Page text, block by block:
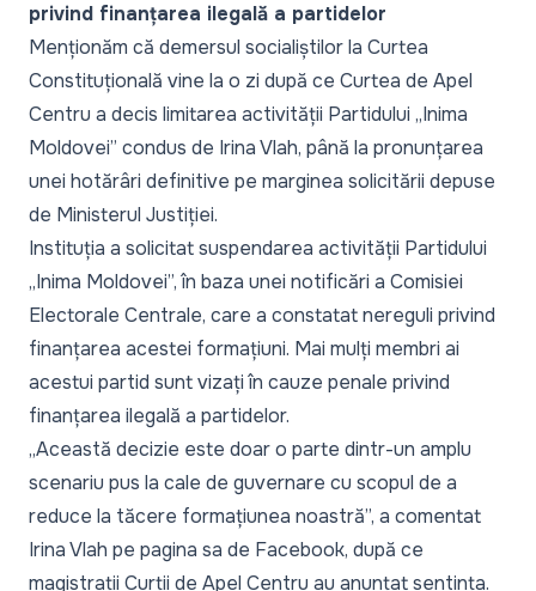
privind finanțarea ilegală a partidelor
Menționăm că demersul socialiștilor la Curtea
Constituțională vine la o zi după ce Curtea de Apel
Centru a decis limitarea activității Partidului „Inima
Moldovei” condus de Irina Vlah, până la pronunțarea
unei hotărâri definitive pe marginea solicitării depuse
de Ministerul Justiției.
Instituția a solicitat suspendarea activității Partidului
„Inima Moldovei”, în baza unei notificări a Comisiei
Electorale Centrale, care a constatat nereguli privind
finanțarea acestei formațiuni. Mai mulți membri ai
acestui partid sunt vizați în cauze penale privind
finanțarea ilegală a partidelor.
„Această decizie este doar o parte dintr-un amplu
scenariu pus la cale de guvernare cu scopul de a
reduce la tăcere formațiunea noastră”, a comentat
Irina Vlah pe pagina sa de Facebook, după ce
magistrații Curții de Apel Centru au anunțat sentința.